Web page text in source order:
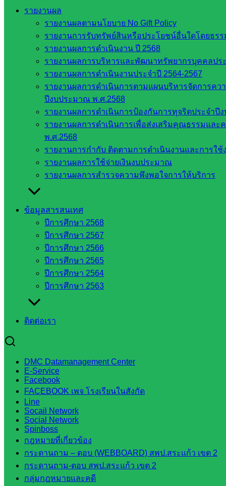
รายงานผล
รายงานผลตามนโยบาย No Gift Policy
รายงานการรับทรัพย์สินหรือประโยชน์อื่นใดโดยธรร
รายงานผลการดำเนินงาน ปี 2568
รายงานผลการบริหารและพัฒนาทรัพยากรบุคคลปร
รายงานผลการดำเนินงานประจำปี 2564-2567
รายงานผลการดำเนินการตามแผนบริหารจัดการค
ปีงบประมาณ พ.ศ.2568
รายงานผลการดำเนินการป้องกันการทุจริตประจำปี
รายงานผลการดำเนินการเพื่อส่งเสริมคุณธรรมแล
พ.ศ.2568
รายงานการกำกับ ติดตามการดำเนินงานและการใ
รายงานผลการใช้จ่ายเงินงบประมาณ
รายงานผลการสำรวจความพึงพอใจการให้บริการ
ข้อมูลสารสนเทศ
ปีการศึกษา 2568
ปีการศึกษา 2567
ปีการศึกษา 2566
ปีการศึกษา 2565
ปีการศึกษา 2564
ปีการศึกษา 2563
ติดต่อเรา
DMC Datamanagement Center
E-Service
Facebook
FACEBOOK เพจ โรงเรียนในสังกัด
Line
Socail Network
Social Network
Spinboss
กฎหมายที่เกี่ยวข้อง
กระดานถาม – ตอบ (WEBBOARD) สพป.สระแก้ว เขต 2
กระดานถาม-ตอบ สพป.สระแก้ว เขต 2
กลุ่มกฎหมายและคดี
สพฐ.
เว็บไซต์
สพป. ใน
สังกัด
สพฐ.
กรมบัญชี
กลาง
สำนักงาน
ส.ก.ส.ค
หน่วยงาน
ในจังหวัด
สระแก้ว
สระแก้ว
องค์การ
บริหาร
ส่วน
จังหวัด
สระแก้ว
ศึกษาธิการ
จังหวัด
สระแก้ว
สำนักงาน
สระแก้ว
สพป.
สระแก้ว
เขต 1
สพป.สระแก้ว
เขต 2
โรงเรียน
ในสังกัด
สพป.สระแก้ว
เขต 1